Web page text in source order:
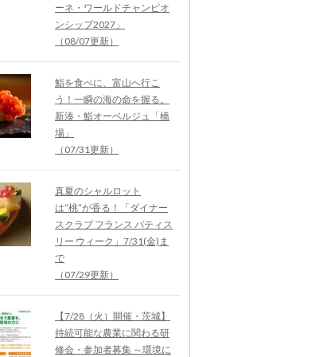
ーネ・ワールドチャンピオ
ンシップ2027」
（08/07更新）
鮨を食べに、富山へ行こ
う！一瞬の海の命を握る。
新湊・鮨オーベルジュ「橋
場」
（07/31更新）
真夏のシャルロット
は“桃”が香る！「ダイナー
スクラブ フランス パティス
リー ウィーク」7/31(金)ま
で
（07/29更新）
【7/28（火）開催・茨城】
持続可能な農業に関わる研
修会・参加者募集 ～環境に